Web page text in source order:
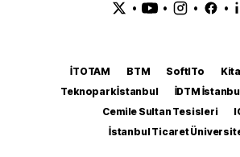
• • • •
İTOTAM BTM SoftITo
Teknopark İstanbul
İDTM
Cemile Sultan Tesisleri
İstanbul Ticaret